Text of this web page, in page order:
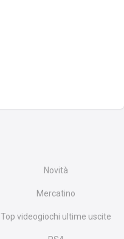
Novità
Mercatino
Top videogiochi ultime uscite